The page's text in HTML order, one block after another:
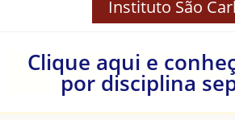
Instituto São
Clique aqui e
por disciplina